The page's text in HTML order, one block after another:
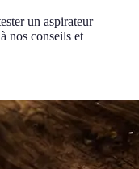
un aspirateur
nos conseils et